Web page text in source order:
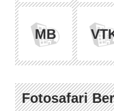
MB
Fotosafari